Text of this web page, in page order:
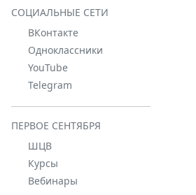
СОЦИАЛЬНЫЕ СЕТИ
ВКонтакте
Одноклассники
YouTube
Telegram
ПЕРВОЕ СЕНТЯБРЯ
ШЦВ
Курсы
Вебинары